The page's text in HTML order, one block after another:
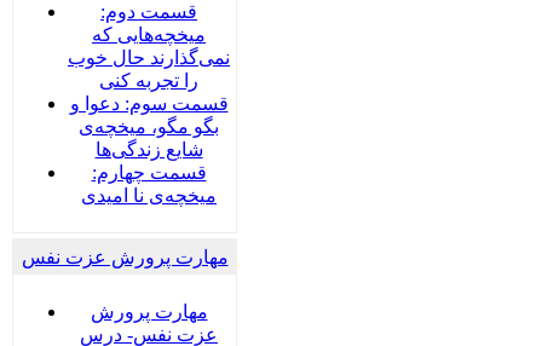
قسمت دوم:
میخچه‌هایی که
نمی‌گذارند حال خوب
را تجربه کنی
قسمت سوم: دعوا و
بگو مگو، میخچه‌ی
شایع زندگی‌ها
قسمت چهارم:
میخچه‌ی نا امیدی
مهارت پرورش عزت نفس
مهارت پرورش
عزت نفس- درس